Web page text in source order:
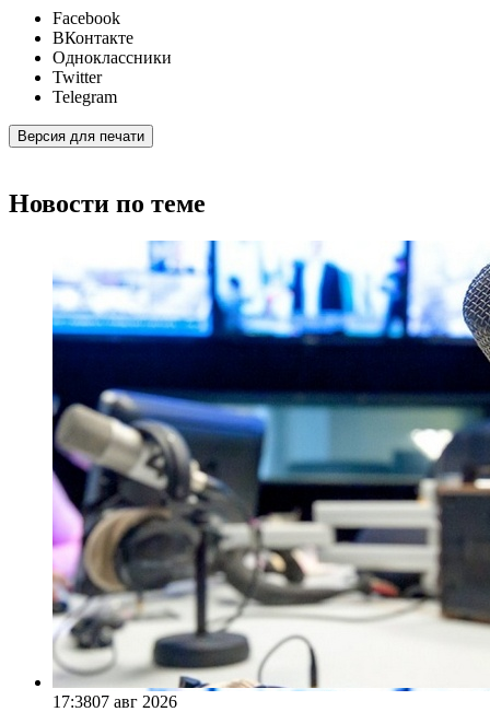
Facebook
ВКонтакте
Одноклассники
Twitter
Telegram
Версия для печати
Новости по теме
17:3807 авг 2026